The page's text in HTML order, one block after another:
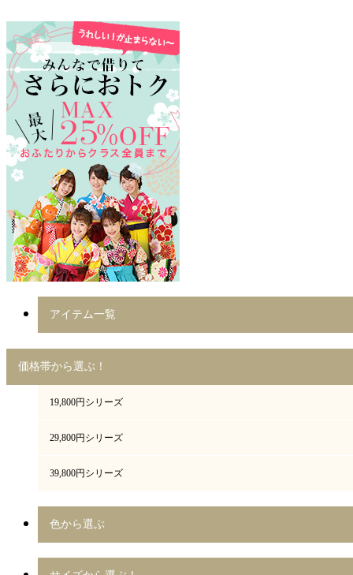
アイテム一覧
価格帯から選ぶ！
19,800円シリーズ
29,800円シリーズ
39,800円シリーズ
色から選ぶ